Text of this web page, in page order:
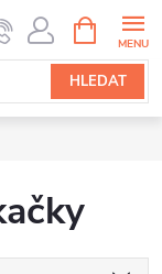
HLEDAT
NÁKUPNÍ
KOŠÍK